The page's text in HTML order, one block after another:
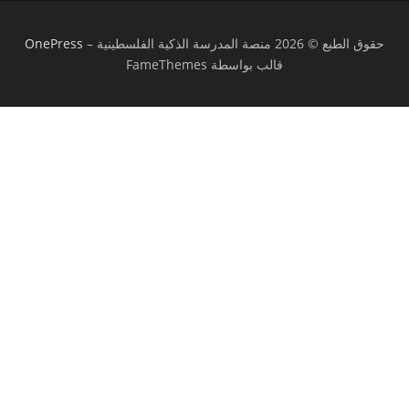
حقوق الطبع © 2026 منصة المدرسة الذكية الفلسطينية –
OnePress
قالب بواسطة FameThemes